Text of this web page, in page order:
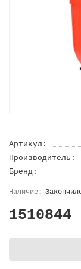
Артикул:
Производитель:
Бренд:
1510844